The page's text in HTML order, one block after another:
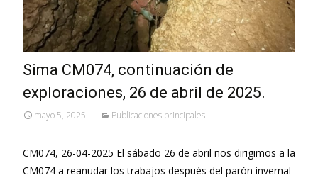
Sima CM074, continuación de
exploraciones, 26 de abril de 2025.
mayo 5, 2025 Publicaciones principales
CM074, 26-04-2025 El sábado 26 de abril nos dirigimos a la
CM074 a reanudar los trabajos después del parón invernal